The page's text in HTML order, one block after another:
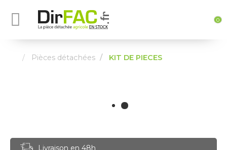
0
Pièces détachées KIT DE PIECES
Livraison en 48h